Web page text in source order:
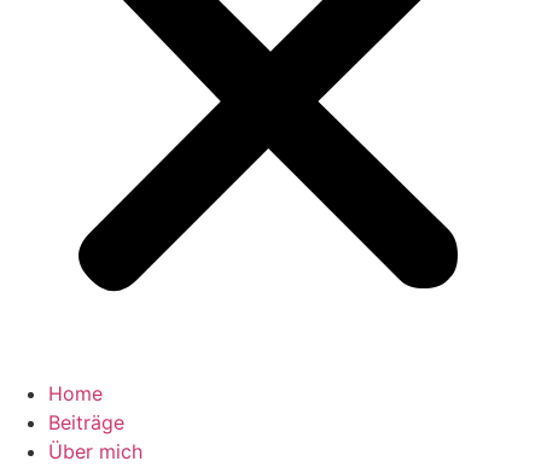
Home
Beiträge
Über mich